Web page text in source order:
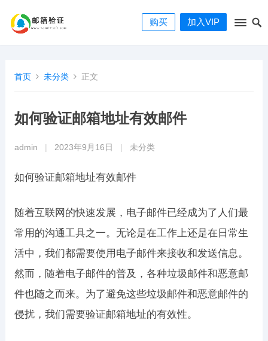
购买 加入VIP
首页 未分类 正文
如何验证邮箱地址有效邮件
admin 2023年9月16日 未分类
如何验证邮箱地址有效邮件
随着互联网的快速发展，电子邮件已经成为了人们最
常用的沟通工具之一。无论是在工作上还是在日常生
活中，我们都需要使用电子邮件来接收和发送信息。
然而，随着电子邮件的普及，各种垃圾邮件和恶意邮
件也随之而来。为了避免这些垃圾邮件和恶意邮件的
侵扰，我们需要验证邮箱地址的有效性。